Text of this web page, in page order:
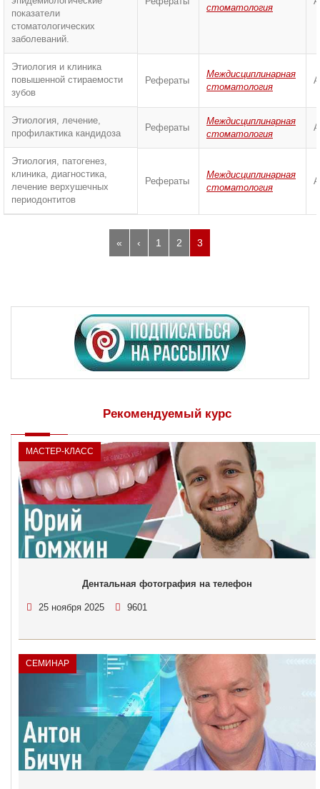
показатели
стоматологических
заболеваний.
стоматология
Этиология и клиника
повышенной стираемости
зубов
Рефераты
Междисциплинарная
стоматология
Этиология, лечение,
профилактика кандидоза
Рефераты
Междисциплинарная
стоматология
Этиология, патогенез,
клиника, диагностика,
лечение верхушечных
периодонтитов
Рефераты
Междисциплинарная
стоматология
« ‹ 1 2 3
Рекомендуемый курс
МАСТЕР-КЛАСС
Дентальная фотография на телефон
25 ноября 2025 9601
СЕМИНАР